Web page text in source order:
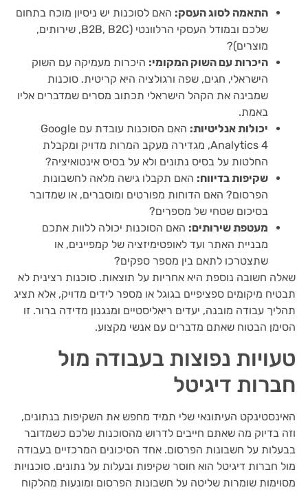
התאמה לסוג העסק: האם לסוכנות יש ניסיון מוכח בתחום
שלכם ובמודל העסקי הרלוונטי (B2B, B2C, שירותים,
מוצרים)?
היכרות עם השוק המקומי: היכרות מעמיקה עם השוק
הישראלי, חגים, שפה ורגולציה היא קריטית. סוכנות
שמבינה את הקהל הישראלי תכתוב מסרים שמדברים אליו
באמת.
יכולות אנליטיות:
האם הסוכנות עובדת עם Google
Analytics 4, מגדירה מעקב המרות מדויק ומקבלת
החלטות על בסיס נתונים ולא על בסיס אינטואיציה?
שקיפות בדיווח: האם תקבלו גישה מלאה לחשבונות
הפרסום? האם הדוחות מפורטים ומוסברים, או שמדובר
בסיכום שטחי של מספרים?
מעטפת שירותים: האם הסוכנות יכולה ללוות אתכם
מבניית האתר ועד לאופטימיזציה של קמפיינים, או
שתצטרכו לתאם בין מספר ספקים?
שאלה חשובה נוספת היא אחריות על תוצאות. סוכנות רצינית לא
תבטיח מיקומים ספציפיים בגוגל או מספר לידים מדויק, אלא תציג
תהליך עבודה מובנה, יעדים ריאליסטיים ומנגנון מדידה ברור. זו
הסימן הבטוח שאתם מדברים עם אנשי מקצוע.
טעויות נפוצות בעבודה מול
חברות דיגיטל
האינסטינקט העיתונאי שלי תמיד מחפש את השקיפות בנתונים,
וזה בדיוק מה שאתם חייבים לדרוש מהסוכנות שלכם כשמדובר
בבעלות על חשבונות הפרסום. אחד הסיכונים המרכזיים בעבודה
מול חברות דיגיטל הוא חוסר שקיפות ובעלות על נתונים. סוכנויות
מסוימות שומרות שליטה על חשבונות הפרסום ומונעות מהלקוח